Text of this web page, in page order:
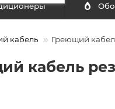
кабель Греющий
кабель